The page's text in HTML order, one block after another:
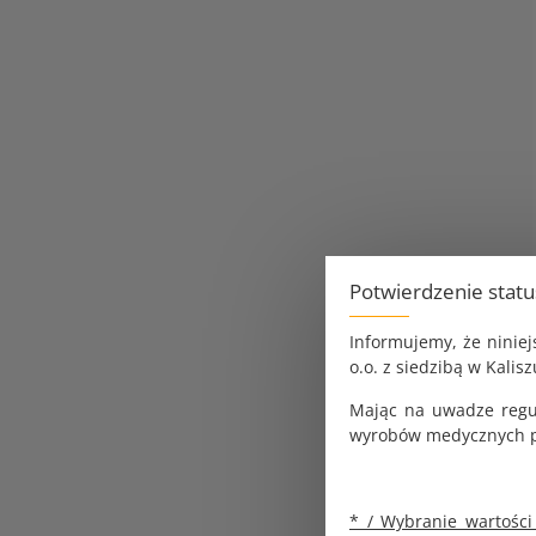
Potwierdzenie
Informujemy, że
o.o. z siedzibą w
Mając na uwadze
wyrobów medycznych
* / Wybranie wartości